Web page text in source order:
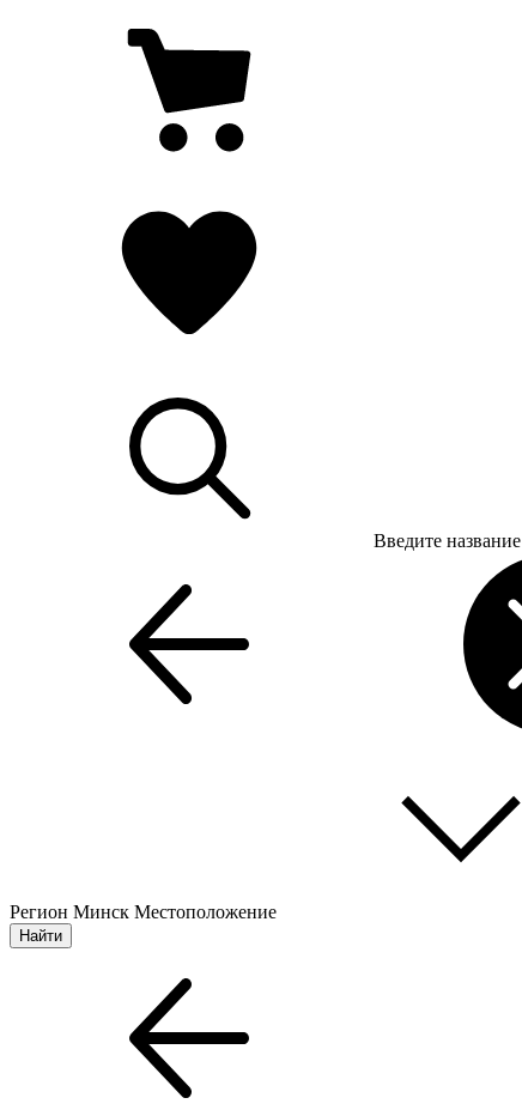
Введите название
Регион Минск Местоположение